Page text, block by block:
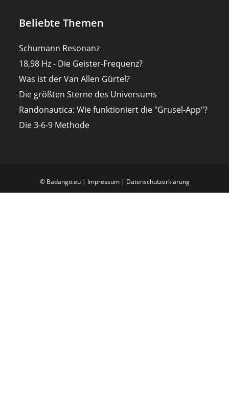
Beliebte Themen
Schumann Resonanz
18,98 Hz - Die Geister-Frequenz?
Was ist der Van Allen Gürtel?
Die größten Sterne des Universums
Randonautica: Wie funktioniert die "Grusel-App"?
Die 3-6-9 Methode
© Badango.eu | Impressum| Datenschutzerklärung